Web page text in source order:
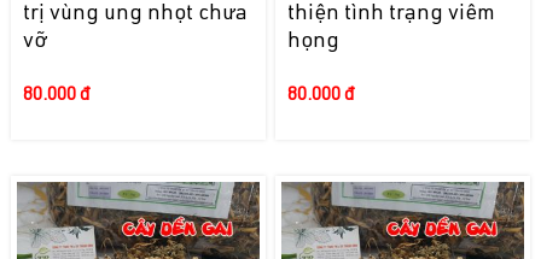
trị vùng ung nhọt chưa
vỡ
80.000 đ
thiện tình trạng viêm
họng
80.000 đ